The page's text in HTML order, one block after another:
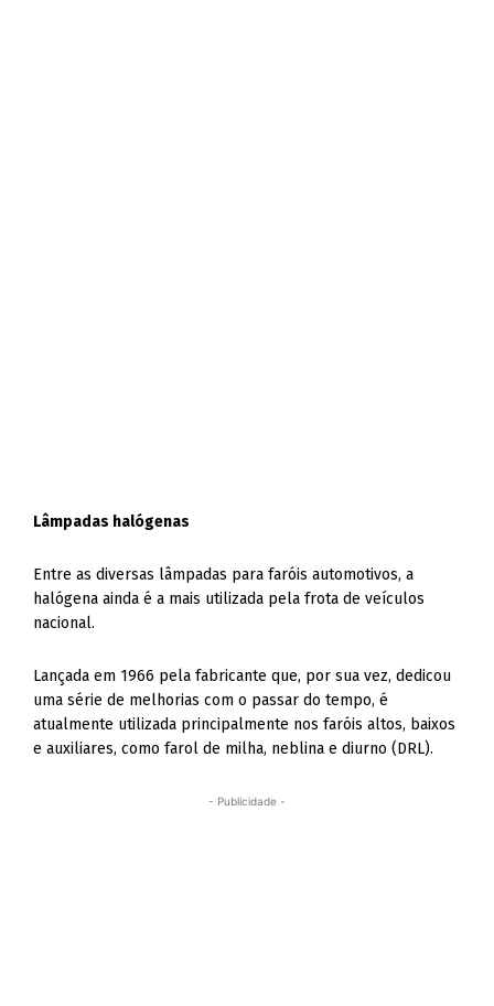
Lâmpadas halógenas
Entre as diversas lâmpadas para faróis automotivos, a
halógena ainda é a mais utilizada pela frota de veículos
nacional.
Lançada em 1966 pela fabricante que, por sua vez, dedicou
uma série de melhorias com o passar do tempo, é
atualmente utilizada principalmente nos faróis altos, baixos
e auxiliares, como farol de milha, neblina e diurno (DRL).
- Publicidade -